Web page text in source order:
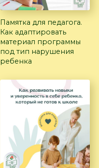
Памятка для педагога.
Как адаптировать
материал программы
под тип нарушения
ребенка